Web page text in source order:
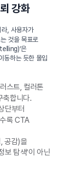
강화
, 사용자가
것을 목표로
은
동하는 듯한 몰입
스트, 컬러톤
축합니다.
단부터
록 CTA
공감)을
보 탐색’이 아닌